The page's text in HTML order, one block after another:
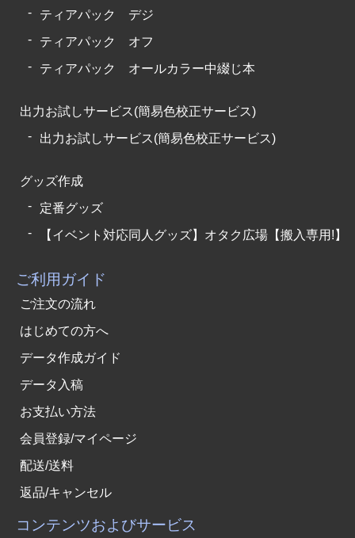
ティアパック デジ
ティアパック オフ
ティアパック オールカラー中綴じ本
出力お試しサービス(簡易色校正サービス)
出力お試しサービス(簡易色校正サービス)
グッズ作成
定番グッズ
【イベント対応同人グッズ】オタク広場【搬入専用!】
ご利用ガイド
ご注文の流れ
はじめての方へ
データ作成ガイド
データ入稿
お支払い方法
会員登録/マイページ
配送/送料
返品/キャンセル
コンテンツおよびサービス